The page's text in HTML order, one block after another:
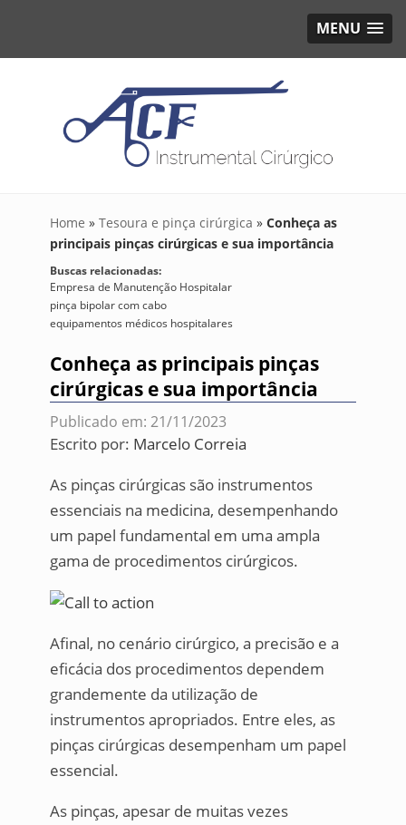
MENU
Home » Tesoura e pinça cirúrgica » Conheça as
principais pinças cirúrgicas e sua importância
Buscas relacionadas:
Empresa de Manutenção Hospitalar
pinça bipolar com cabo
equipamentos médicos hospitalares
Conheça as principais pinças
cirúrgicas e sua importância
Publicado em: 21/11/2023
Escrito por: Marcelo Correia
As pinças cirúrgicas são instrumentos
essenciais na medicina, desempenhando
um papel fundamental em uma ampla
gama de procedimentos cirúrgicos.
Afinal, no cenário cirúrgico, a precisão e a
eficácia dos procedimentos dependem
grandemente da utilização de
instrumentos apropriados. Entre eles, as
pinças cirúrgicas desempenham um papel
essencial.
As pinças, apesar de muitas vezes